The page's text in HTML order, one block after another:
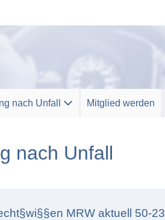
nach Unfall Mitglied werden
nach Unfall
MRW aktuell 50-23